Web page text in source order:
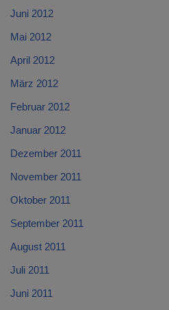
Juni 2012
Mai 2012
April 2012
März 2012
Februar 2012
Januar 2012
Dezember 2011
November 2011
Oktober 2011
September 2011
August 2011
Juli 2011
Juni 2011